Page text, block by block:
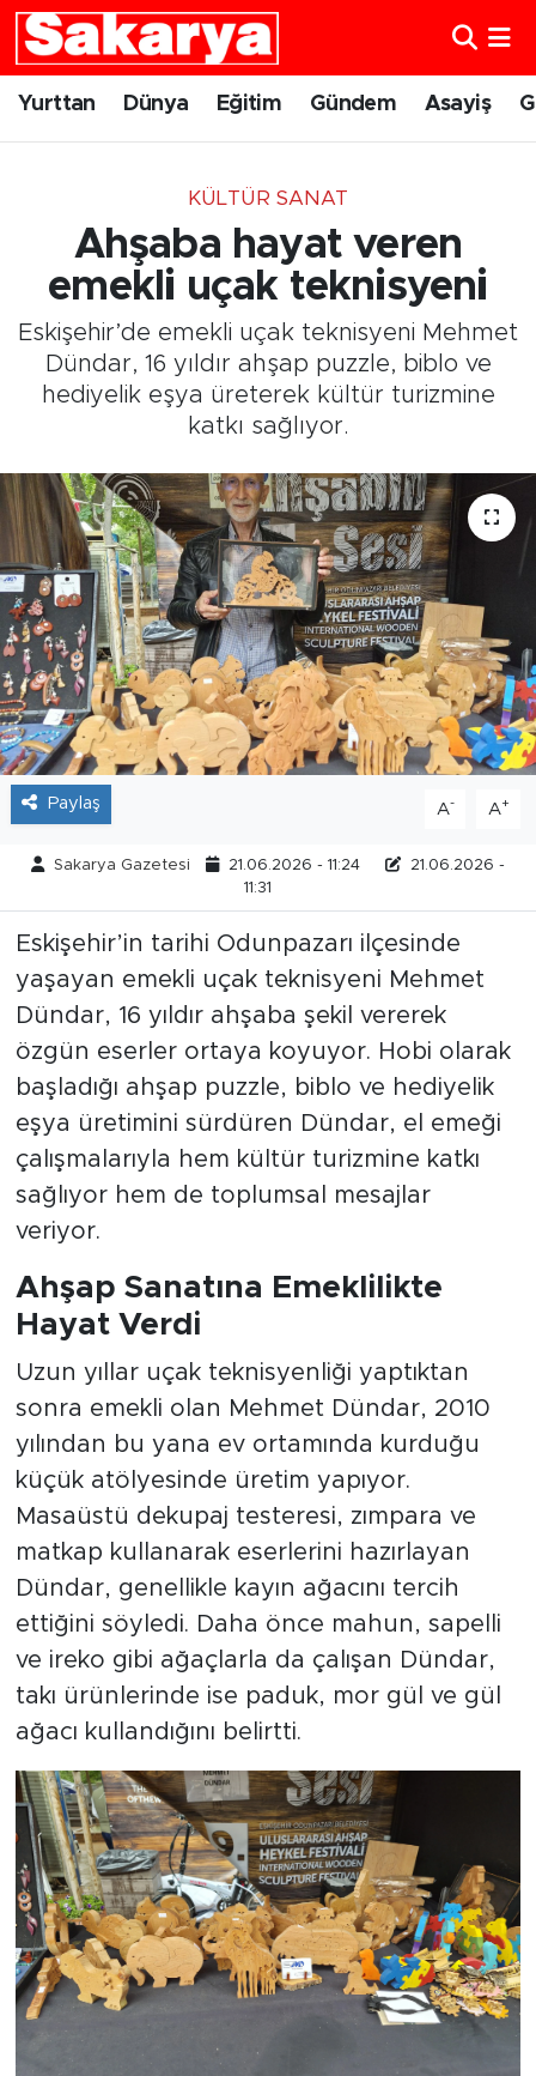
Yurttan Dünya Eğitim Gündem Asayiş
KÜLTÜR SANAT
Ahşaba hayat veren
emekli uçak teknisyeni
Eskişehir’de emekli uçak teknisyeni Mehmet
Dündar, 16 yıldır ahşap puzzle, biblo ve
hediyelik eşya üreterek kültür turizmine
katkı sağlıyor.
Paylaş A- A+
Sakarya Gazetesi 21.06.2026 - 11:24
21.06.2026 -
11:31
Eskişehir’in tarihi Odunpazarı ilçesinde
yaşayan emekli uçak teknisyeni Mehmet
Dündar, 16 yıldır ahşaba şekil vererek
özgün eserler ortaya koyuyor. Hobi olarak
başladığı ahşap puzzle, biblo ve hediyelik
eşya üretimini sürdüren Dündar, el emeği
çalışmalarıyla hem kültür turizmine katkı
sağlıyor hem de toplumsal mesajlar
veriyor.
Ahşap Sanatına Emeklilikte
Hayat Verdi
Uzun yıllar uçak teknisyenliği yaptıktan
sonra emekli olan Mehmet Dündar, 2010
yılından bu yana ev ortamında kurduğu
küçük atölyesinde üretim yapıyor.
Masaüstü dekupaj testeresi, zımpara ve
matkap kullanarak eserlerini hazırlayan
Dündar, genellikle kayın ağacını tercih
ettiğini söyledi. Daha önce mahun, sapelli
ve ireko gibi ağaçlarla da çalışan Dündar,
takı ürünlerinde ise paduk, mor gül ve gül
ağacı kullandığını belirtti.
Yurttan
Gündem
Eskişehirspor
Spor
Kültür Sanat
Tarihçe
Resmi İlanlar
Söyleşi
Foto Şaka
Teknoloji
Eskişehir Nöbetçi Eczaneler
Eskişehir Trafik Yoğunluk Haritası
Süper Lig Puan Durumu ve Fikstür
Tüm Manşetler
Haber Arşivi